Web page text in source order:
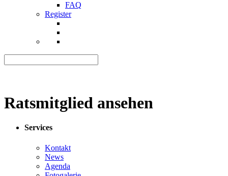
FAQ
Register
Ratsmitglied ansehen
Services
Kontakt
News
Agenda